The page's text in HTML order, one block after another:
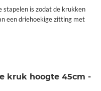
stapelen is zodat de krukken
een driehoekige zitting met
kruk hoogte 45cm -